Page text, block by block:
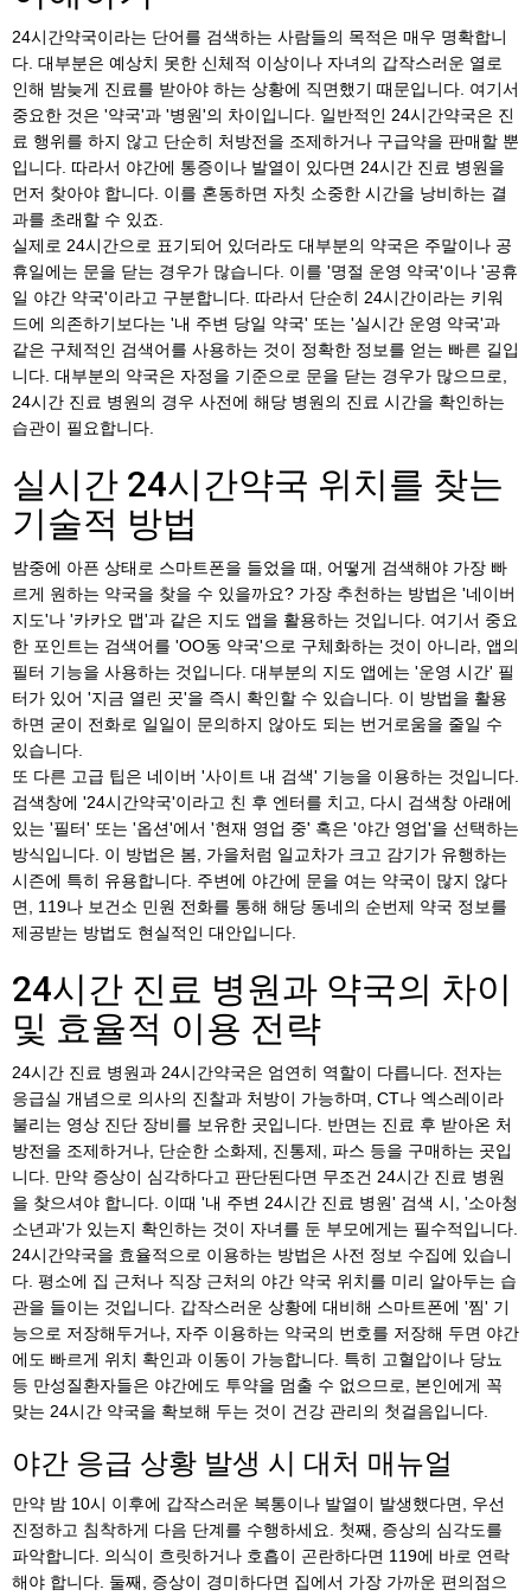
24시간약국이라는 단어를 검색하는 사람들의 목적은 매우 명확합니
다. 대부분은 예상치 못한 신체적 이상이나 자녀의 갑작스러운 열로
인해 밤늦게 진료를 받아야 하는 상황에 직면했기 때문입니다. 여기서
중요한 것은 '약국'과 '병원'의 차이입니다. 일반적인 24시간약국은 진
료 행위를 하지 않고 단순히 처방전을 조제하거나 구급약을 판매할 뿐
입니다. 따라서 야간에 통증이나 발열이 있다면 24시간 진료 병원을
먼저 찾아야 합니다. 이를 혼동하면 자칫 소중한 시간을 낭비하는 결
과를 초래할 수 있죠.
실제로 24시간으로 표기되어 있더라도 대부분의 약국은 주말이나 공
휴일에는 문을 닫는 경우가 많습니다. 이를 '명절 운영 약국'이나 '공휴
일 야간 약국'이라고 구분합니다. 따라서 단순히 24시간이라는 키워
드에 의존하기보다는 '내 주변 당일 약국' 또는 '실시간 운영 약국'과
같은 구체적인 검색어를 사용하는 것이 정확한 정보를 얻는 빠른 길입
니다. 대부분의 약국은 자정을 기준으로 문을 닫는 경우가 많으므로,
24시간 진료 병원의 경우 사전에 해당 병원의 진료 시간을 확인하는
습관이 필요합니다.
실시간 24시간약국 위치를 찾는
기술적 방법
밤중에 아픈 상태로 스마트폰을 들었을 때, 어떻게 검색해야 가장 빠
르게 원하는 약국을 찾을 수 있을까요? 가장 추천하는 방법은 '네이버
지도'나 '카카오 맵'과 같은 지도 앱을 활용하는 것입니다. 여기서 중요
한 포인트는 검색어를 'OO동 약국'으로 구체화하는 것이 아니라, 앱의
필터 기능을 사용하는 것입니다. 대부분의 지도 앱에는 '운영 시간' 필
터가 있어 '지금 열린 곳'을 즉시 확인할 수 있습니다. 이 방법을 활용
하면 굳이 전화로 일일이 문의하지 않아도 되는 번거로움을 줄일 수
있습니다.
또 다른 고급 팁은 네이버 '사이트 내 검색' 기능을 이용하는 것입니다.
검색창에 '24시간약국'이라고 친 후 엔터를 치고, 다시 검색창 아래에
있는 '필터' 또는 '옵션'에서 '현재 영업 중' 혹은 '야간 영업'을 선택하는
방식입니다. 이 방법은 봄, 가을처럼 일교차가 크고 감기가 유행하는
시즌에 특히 유용합니다. 주변에 야간에 문을 여는 약국이 많지 않다
면, 119나 보건소 민원 전화를 통해 해당 동네의 순번제 약국 정보를
제공받는 방법도 현실적인 대안입니다.
24시간 진료 병원과 약국의 차이
및 효율적 이용 전략
24시간 진료 병원과 24시간약국은 엄연히 역할이 다릅니다. 전자는
응급실 개념으로 의사의 진찰과 처방이 가능하며, CT나 엑스레이라
불리는 영상 진단 장비를 보유한 곳입니다. 반면는 진료 후 받아온 처
방전을 조제하거나, 단순한 소화제, 진통제, 파스 등을 구매하는 곳입
니다. 만약 증상이 심각하다고 판단된다면 무조건 24시간 진료 병원
을 찾으셔야 합니다. 이때 '내 주변 24시간 진료 병원' 검색 시, '소아청
소년과'가 있는지 확인하는 것이 자녀를 둔 부모에게는 필수적입니다.
24시간약국을 효율적으로 이용하는 방법은 사전 정보 수집에 있습니
다. 평소에 집 근처나 직장 근처의 야간 약국 위치를 미리 알아두는 습
관을 들이는 것입니다. 갑작스러운 상황에 대비해 스마트폰에 '찜' 기
능으로 저장해두거나, 자주 이용하는 약국의 번호를 저장해 두면 야간
에도 빠르게 위치 확인과 이동이 가능합니다. 특히 고혈압이나 당뇨
등 만성질환자들은 야간에도 투약을 멈출 수 없으므로, 본인에게 꼭
맞는 24시간 약국을 확보해 두는 것이 건강 관리의 첫걸음입니다.
야간 응급 상황 발생 시 대처 매뉴얼
만약 밤 10시 이후에 갑작스러운 복통이나 발열이 발생했다면, 우선
진정하고 침착하게 다음 단계를 수행하세요. 첫째, 증상의 심각도를
파악합니다. 의식이 흐릿하거나 호흡이 곤란하다면 119에 바로 연락
해야 합니다. 둘째, 증상이 경미하다면 집에서 가장 가까운 편의점으